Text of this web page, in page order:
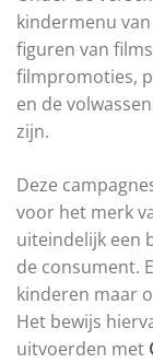
kindermenu
figuren van
filmpromoties,
en de
zijn.
Deze
voor het merk
uiteindelijk een
de consument.
kinderen maar
Het bewijs
uitvoerden met